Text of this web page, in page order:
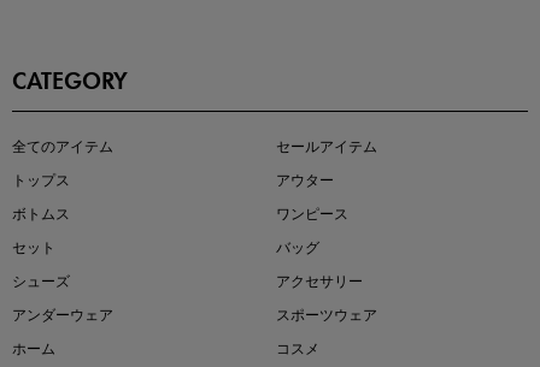
即戦力アイテム続々対象
CATEGORY
全てのアイテム
セールアイテム
トップス
アウター
ボトムス
ワンピース
セット
バッグ
シューズ
アクセサリー
アンダーウェア
スポーツウェア
ホーム
コスメ